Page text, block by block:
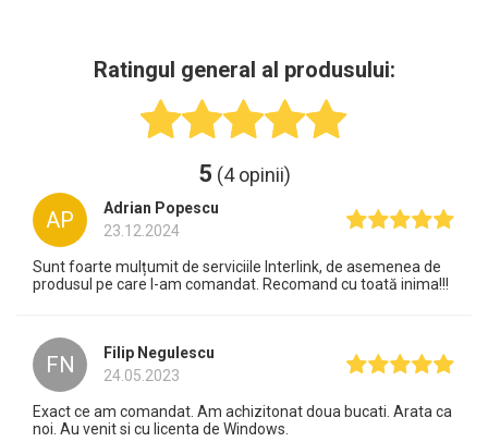
Ratingul general al produsului:
5 (4 opinii)
AP
Adrian Popescu
23.12.2024
Sunt foarte mulțumit de serviciile Interlink, de asemenea de
produsul pe care l-am comandat. Recomand cu toată inima!!!
FN
Filip Negulescu
24.05.2023
Exact ce am comandat. Am achizitonat doua bucati. Arata ca
noi. Au venit si cu licenta de Windows.